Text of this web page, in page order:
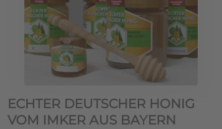
ECHTER DEUTSCHER HONIG
VOM IMKER AUS BAYERN